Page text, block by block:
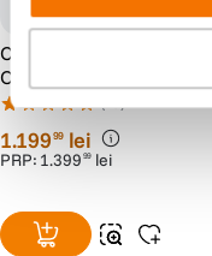
Canon RF 50mm F1.8 STM
Obiectiv Foto Mirrorless
(29)
1.19999 lei
PRP: 1.399 99 lei